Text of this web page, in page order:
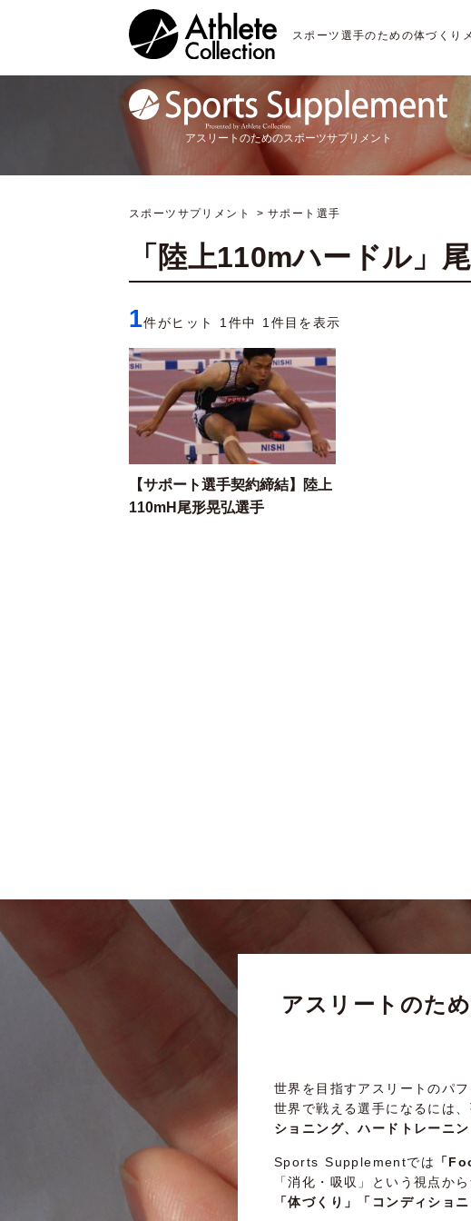
スポーツ選手のための体づくり
アスリートのためのスポーツサプリメント
スポーツサプリメント サポート選手
「陸上110mハードル」
1件がヒット 1件中 1件目を表示
【サポート選手契約締結】陸上
110mH尾形晃弘選手
アスリートのた
世界を目指すアスリートのパ
世界で戦える選手になるには、
ショニング、ハードトレーニ
Sports Supplementでは 「
「消化・吸収」という視点か
「体づくり」「コンディショ